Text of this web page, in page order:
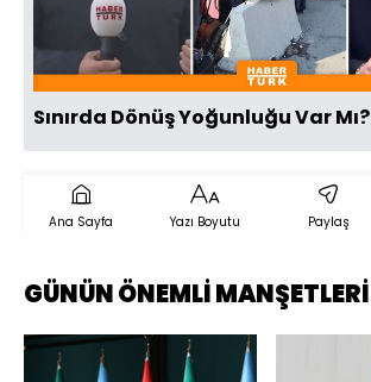
Oynat
Sınırda Dönüş Yoğunluğu Var Mı?
Ana Sayfa Yazı Boyutu Paylaş
GÜNÜN ÖNEMLİ MANŞETLERİ